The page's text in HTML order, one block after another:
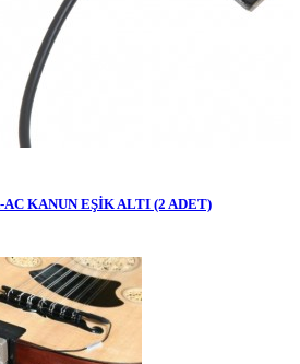
AC KANUN EŞİK ALTI (2 ADET)